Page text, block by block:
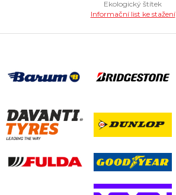
Ekologický štítek
Informační list ke stažení